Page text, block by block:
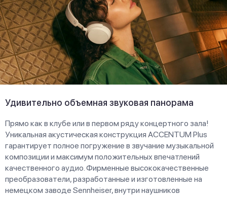
Удивительно объемная звуковая панорама
Прямо как в клубе или в первом ряду концертного зала!
Уникальная акустическая конструкция ACCENTUM Plus
гарантирует полное погружение в звучание музыкальной
композиции и максимум положительных впечатлений
качественного аудио. Фирменные высококачественные
преобразователи, разработанные и изготовленные на
немецком заводе Sennheiser, внутри наушников